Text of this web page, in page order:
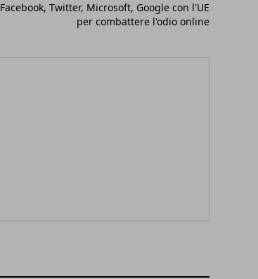
Facebook, Twitter, Microsoft, Google con l'UE
per combattere l'odio online